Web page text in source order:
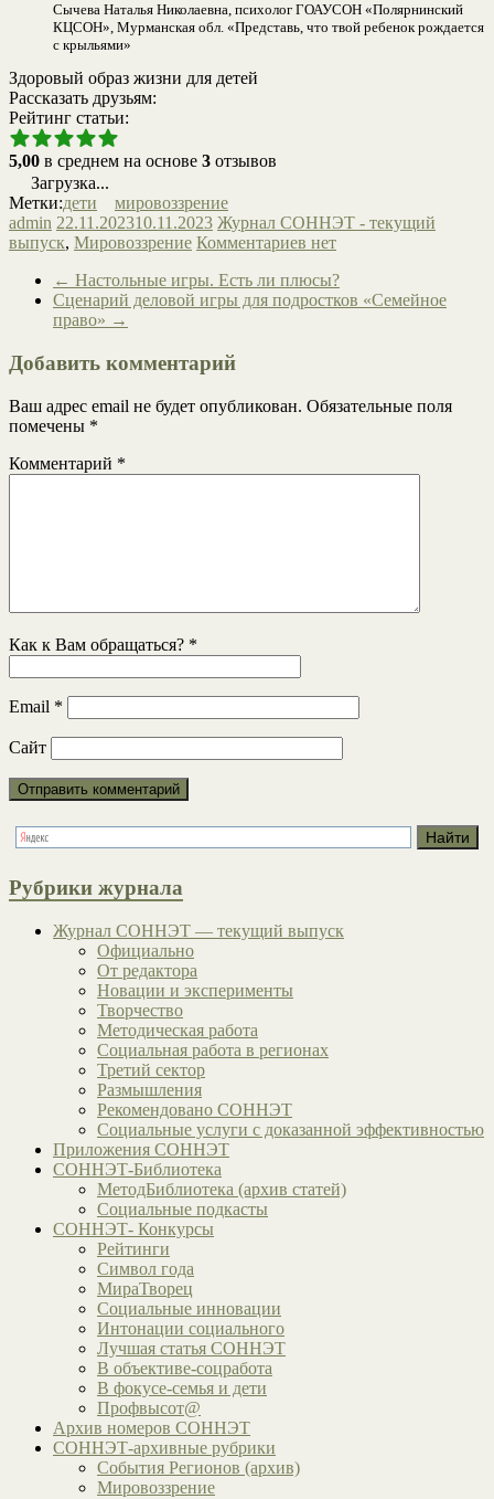
Сычева Наталья Николаевна, психолог ГОАУСОН «Полярнинский
КЦСОН», Мурманская обл. «Представь, что твой ребенок рождается
с крыльями»
Здоровый образ жизни для детей
Рассказать друзьям:
Рейтинг статьи:
5,00 в среднем на основе 3 отзывов
Загрузка...
Метки:дети
мировоззрение
admin 22.11.202310.11.2023 Журнал СОННЭТ - текущий
выпуск, Мировоззрение Комментариев нет
← Настольные игры. Есть ли плюсы?
Сценарий деловой игры для подростков «Семейное
право» →
Добавить комментарий
Ваш адрес email не будет опубликован. Обязательные поля
помечены *
Комментарий *
Как к Вам обращаться? *
Email *
Сайт
Рубрики журнала
Журнал СОННЭТ — текущий выпуск
Официально
От редактора
Новации и эксперименты
Творчество
Методическая работа
Социальная работа в регионах
Третий сектор
Размышления
Рекомендовано СОННЭТ
Социальные услуги с доказанной эффективностью
Приложения СОННЭТ
СОННЭТ-Библиотека
МетодБиблиотека (архив статей)
Социальные подкасты
СОННЭТ- Конкурсы
Рейтинги
Символ года
МираТворец
Социальные инновации
Интонации социального
Лучшая статья СОННЭТ
В объективе-соцработа
В фокусе-семья и дети
Профвысот@
Архив номеров СОННЭТ
СОННЭТ-архивные рубрики
События Регионов (архив)
Мировоззрение